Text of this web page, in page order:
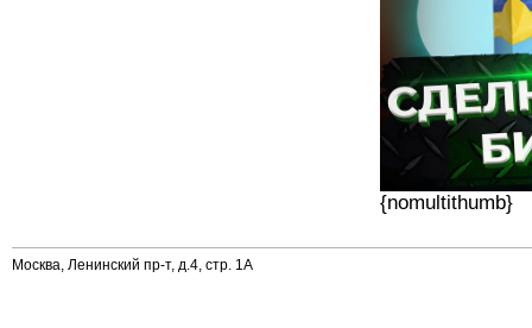
{nomultithumb}
Москва, Ленинский пр-т, д.4, стр. 1А